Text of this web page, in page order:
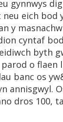
gynnwys
eich bod
y
cyntaf
byth
o flaen
banc os
annisgwyl.
dros 100,